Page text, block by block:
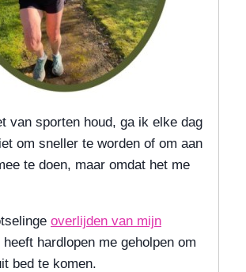
van sporten houd, ga ik elke dag
om sneller te worden of om aan
te doen, maar omdat het me
overlijden van mijn
heeft hardlopen me geholpen om
bed te komen.